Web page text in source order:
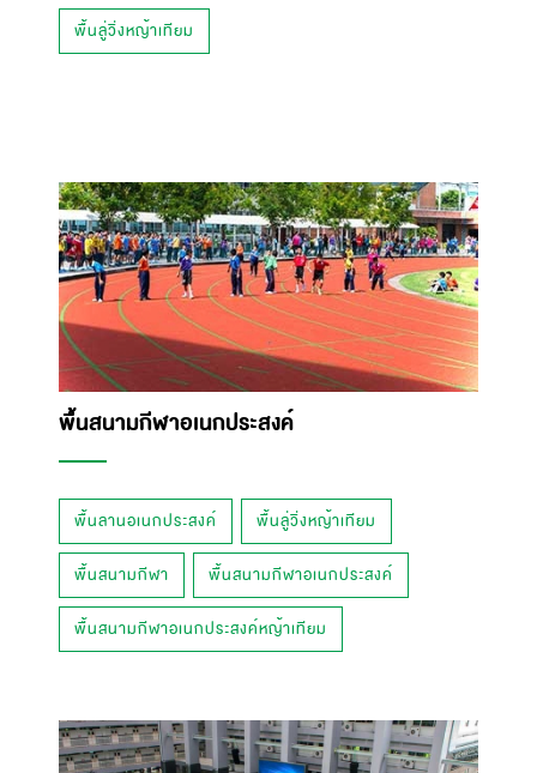
พื้นลู่วิ่งหญ้าเทียม
พื้นสนามกีฬาอเนกประสงค์
พื้นลานอเนกประสงค์ พื้นลู่วิ่งหญ้าเทียม
พื้นสนามกีฬา พื้นสนามกีฬาอเนกประสงค์
พื้นสนามกีฬาอเนกประสงค์หญ้าเทียม